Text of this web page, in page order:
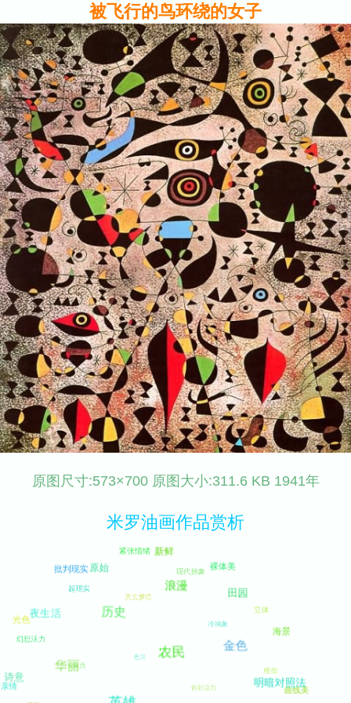
被飞行的鸟环绕的女子
原图尺寸:573×700 原图大小:311.6 KB 1941年
米罗油画作品赏析